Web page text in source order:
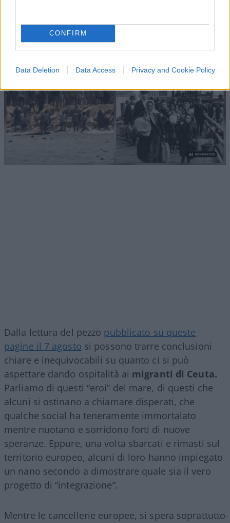
CONFIRM
Data Deletion Data Access Privacy and Cookie Policy
8 Agosto 2026, 15:57
Dalla lettura del pezzo pubblicato su queste
pagine il 7 agosto si possono trarre conclusioni
chiare e inequivocabili su quanto ci si può
aspettare dando ospitalità ai migranti di Ceuta.
Parliamo di questi “eroi” del mare, di questi che
alcuni si ostinano a chiamare disperati, che
qualche social ha teneramente immortalato
mentre nuotano e sorridono forti di nuove
speranze. Eppure, una volta sbarcati e rimasti sul
territorio europeo, alcuni di loro hanno impiegato
un nano secondo a dimostrare quale sia il vero
progetto di “integrazione”.
Mentre le cancellerie europee, si spera soprattutto